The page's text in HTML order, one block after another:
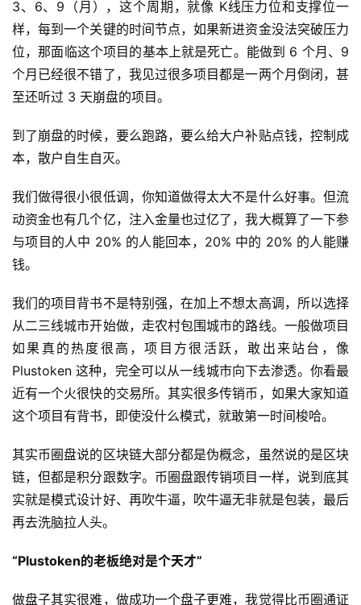
3、6、9（月），这个周期，就像 K线压力位和支撑位一
样，每到一个关键的时间节点，如果新进资金没法突破压力
位，那面临这个项目的基本上就是死亡。能做到 6 个月、9
个月已经很不错了，我见过很多项目都是一两个月倒闭，甚
至还听过 3 天崩盘的项目。
到了崩盘的时候，要么跑路，要么给大户补贴点钱，控制成
本，散户自生自灭。
我们做得很小很低调，你知道做得太大不是什么好事。但流
动资金也有几个亿，注入金量也过亿了，我大概算了一下参
与项目的人中 20% 的人能回本，20% 中的 20% 的人能赚
钱。
我们的项目背书不是特别强，在加上不想太高调，所以选择
从二三线城市开始做，走农村包围城市的路线。一般做项目
如果真的热度很高，项目方很活跃，敢出来站台，像
Plustoken 这种，完全可以从一线城市向下去渗透。你看最
近有一个火很快的交易所。其实很多传销币，如果大家知道
这个项目有背书，即使没什么模式，就敢第一时间梭哈。
其实币圈盘说的区块链大部分都是伪概念，虽然说的是区块
链，但都是积分跟数字。币圈盘跟传销项目一样，说到底其
实就是模式设计好、再吹牛逼，吹牛逼无非就是包装，最后
再去洗脑拉人头。
“Plustoken的老板绝对是个天才”
做盘子其实很难，做成功一个盘子更难，我觉得比币圈通证